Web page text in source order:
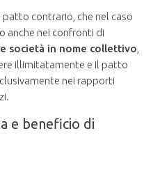
contrario, che nel caso
anche nei confronti di
società in nome collettivo
illimitatamente e il patto
nei rapporti
e beneficio di